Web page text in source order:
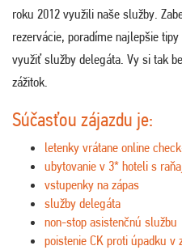
roku 2012 využili naše služby.
rezervácie, poradíme najlepšie
využiť služby delegáta. Vy si tak
zážitok.
Súčasťou zájazdu je:
letenky vrátane online
ubytovanie v 3* hoteli s
vstupenky na zápas
služby delegáta
non-stop asistenčnú službu
poistenie CK proti úpadku v